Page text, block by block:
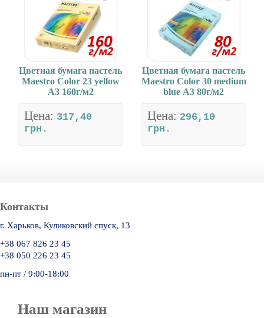
Цветная бумага пастель
Maestro Color 23 yellow
А3 160г/м2
Цена: 317,40
грн.
Цветная бумага пастель
Maestro Color 30 medium
blue А3 80г/м2
Цена: 296,10
грн.
Наш магазин
Контакты
г. Харьков, Куликовский спуск, 13
+38 067 826 23 45
+38 050 226 23 45
пн-пт / 9:00-18:00